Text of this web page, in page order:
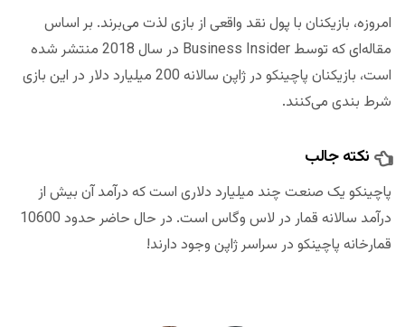
امروزه، بازیکنان با پول نقد واقعی از بازی لذت می‌برند. بر اساس
مقاله‌ای که توسط Business Insider در سال 2018 منتشر شده
است، بازیکنان پاچینکو در ژاپن سالانه 200 میلیارد دلار در این بازی
شرط بندی می‌کنند.
نکته جالب
پاچینکو یک صنعت چند میلیارد دلاری است که درآمد آن بیش از
درآمد سالانه قمار در لاس وگاس است. در حال حاضر حدود 10600
قمارخانه پاچینکو در سراسر ژاپن وجود دارند!